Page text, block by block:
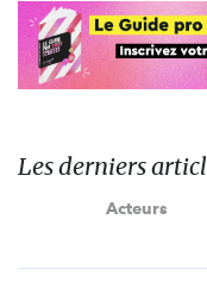
Les derniers
Acteurs